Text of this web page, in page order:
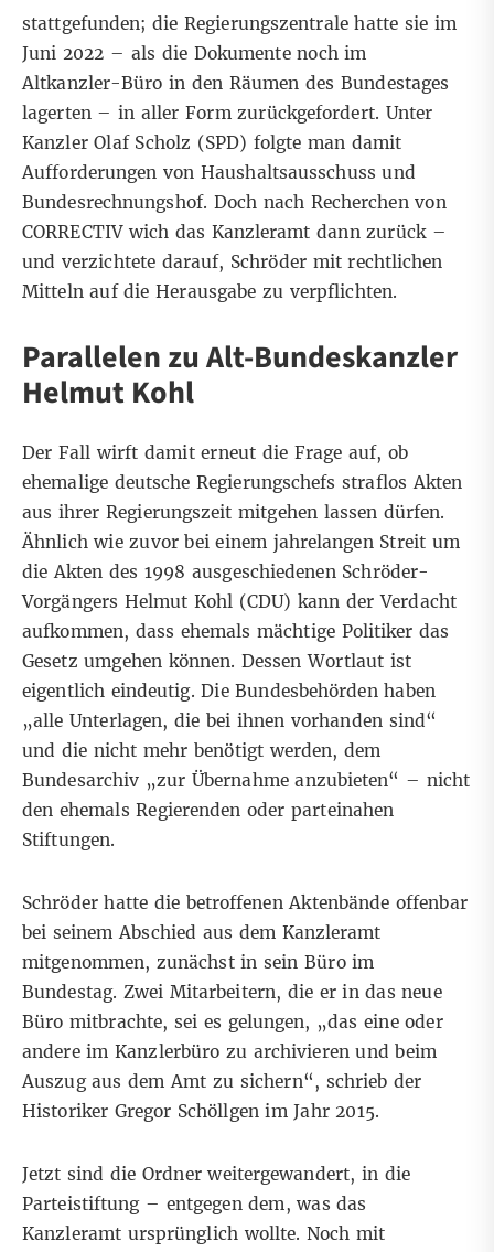
stattgefunden; die Regierungszentrale hatte sie im
Juni 2022 – als die Dokumente noch im
Altkanzler-Büro in den Räumen des Bundestages
lagerten – in aller Form zurückgefordert. Unter
Kanzler Olaf Scholz (SPD) folgte man damit
Aufforderungen von Haushaltsausschuss und
Bundesrechnungshof. Doch nach Recherchen von
CORRECTIV wich das Kanzleramt dann zurück –
und verzichtete darauf, Schröder mit rechtlichen
Mitteln auf die Herausgabe zu verpflichten.
Parallelen zu Alt-Bundeskanzler
Helmut Kohl
Der Fall wirft damit erneut die Frage auf, ob
ehemalige deutsche Regierungschefs straflos Akten
aus ihrer Regierungszeit mitgehen lassen dürfen.
Ähnlich wie zuvor bei einem jahrelangen Streit um
die Akten des 1998 ausgeschiedenen Schröder-
Vorgängers Helmut Kohl (CDU) kann der Verdacht
aufkommen, dass ehemals mächtige Politiker das
Gesetz umgehen können. Dessen Wortlaut ist
eigentlich eindeutig. Die Bundesbehörden haben
„alle Unterlagen, die bei ihnen vorhanden sind“
und die nicht mehr benötigt werden, dem
Bundesarchiv „zur Übernahme anzubieten“ – nicht
den ehemals Regierenden oder parteinahen
Stiftungen.
Schröder hatte die betroffenen Aktenbände offenbar
bei seinem Abschied aus dem Kanzleramt
mitgenommen, zunächst in sein Büro im
Bundestag. Zwei Mitarbeitern, die er in das neue
Büro mitbrachte, sei es gelungen, „das eine oder
andere im Kanzlerbüro zu archivieren und beim
Auszug aus dem Amt zu sichern“, schrieb der
Historiker Gregor Schöllgen im Jahr 2015.
Jetzt sind die Ordner weitergewandert, in die
Parteistiftung – entgegen dem, was das
Kanzleramt ursprünglich wollte. Noch mit